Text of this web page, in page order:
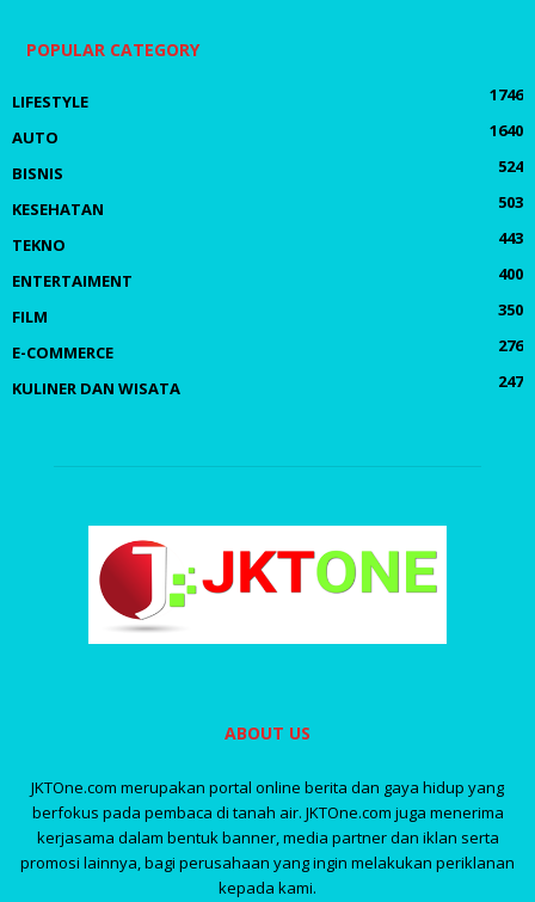
POPULAR CATEGORY
LIFESTYLE
1746
AUTO
1640
BISNIS
524
KESEHATAN
503
TEKNO
443
ENTERTAIMENT
400
FILM
350
E-COMMERCE
276
KULINER DAN WISATA
247
ABOUT US
JKTOne.com merupakan portal online berita dan gaya hidup yang
berfokus pada pembaca di tanah air. JKTOne.com juga menerima
kerjasama dalam bentuk banner, media partner dan iklan serta
promosi lainnya, bagi perusahaan yang ingin melakukan periklanan
kepada kami.